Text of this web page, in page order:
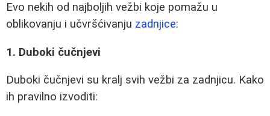
Evo nekih od najboljih vežbi koje pomažu u
oblikovanju i učvršćivanju zadnjice:
1. Duboki čučnjevi
Duboki čučnjevi su kralj svih vežbi za zadnjicu. Kako
ih pravilno izvoditi: